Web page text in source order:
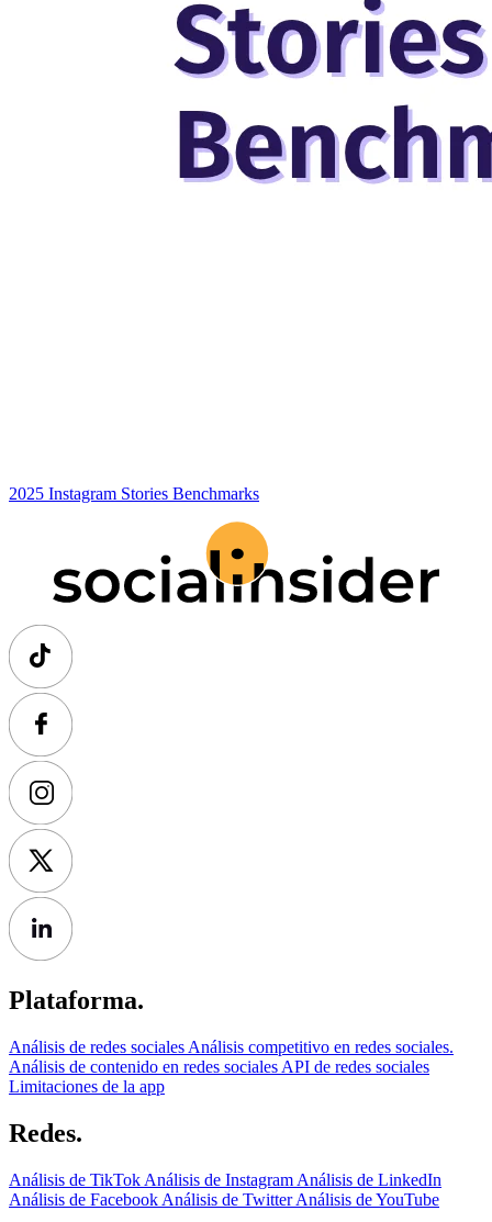
2025 Instagram Stories Benchmarks
Plataforma.
Análisis de redes sociales Análisis competitivo en redes sociales.
Análisis de contenido en redes sociales API de redes sociales
Limitaciones de la app
Redes.
Análisis de TikTok Análisis de Instagram Análisis de LinkedIn
Análisis de Facebook Análisis de TwitterAnálisis de YouTube